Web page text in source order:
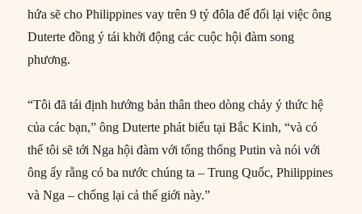
hứa sẽ cho Philippines vay trên 9 tỷ đôla để đổi lại việc ông
Duterte đồng ý tái khởi động các cuộc hội đàm song
phương.
“Tôi đã tái định hướng bản thân theo dòng chảy ý thức hệ
của các bạn,” ông Duterte phát biểu tại Bắc Kinh, “và có
thể tôi sẽ tới Nga hội đàm với tổng thống Putin và nói với
ông ấy rằng có ba nước chúng ta – Trung Quốc, Philippines
và Nga – chống lại cả thế giới này.”